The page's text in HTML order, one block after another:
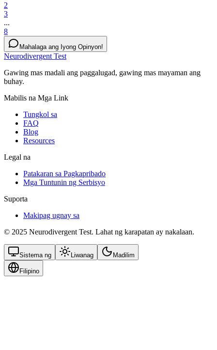
2
3
...
8
Mahalaga ang Iyong Opinyon!
Neurodivergent Test
Gawing mas madali ang paggalugad, gawing mas mayaman ang
buhay.
Mabilis na Mga Link
Tungkol sa
FAQ
Blog
Resources
Legal na
Patakaran sa Pagkapribado
Mga Tuntunin ng Serbisyo
Suporta
Makipag ugnay sa
© 2025 Neurodivergent Test. Lahat ng karapatan ay nakalaan.
Sistema ng Liwanag Madilim
Filipino